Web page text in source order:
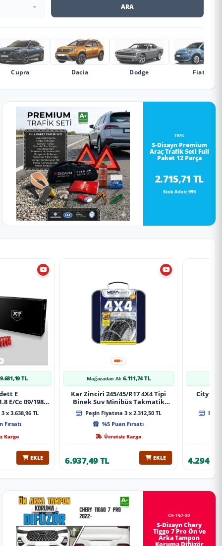
ARA
Cupra Dacia Dodge Fiat
TRFK
S-Dizayn Premium
Araç Trafik Seti Full
Paket 12 Parça
2.715,71 TL
Stok Adet: 999
9.681,19 TL
E
E/Cc 09/1984-
Spor Yay
x 3.638,96 TL
Fırsatı
Kargo
EKLE
Mağazadan Al: 6.111,74 TL
Kar Zinciri 245/45/R17 4X4 Tipi
Binek Suv Minibüs Takmatik
Kolay Montaj
Peşin Fiyatına 3 x 2.312,50 TL
%5 Puan Fırsatı
Ücretsiz Kargo
6.937,49 TL EKLE
City
CH-TG7-SD
S-Dizayn Chery
Tiggo 7 Pro Ön ve
Arka Tampon
Koruma Difüzör